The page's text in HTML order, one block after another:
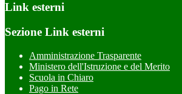
Link esterni
Sezione Link esterni
Amministrazione Trasparente
Ministero dell'Istruzione e del Merito
Scuola in Chiaro
Pago in Rete